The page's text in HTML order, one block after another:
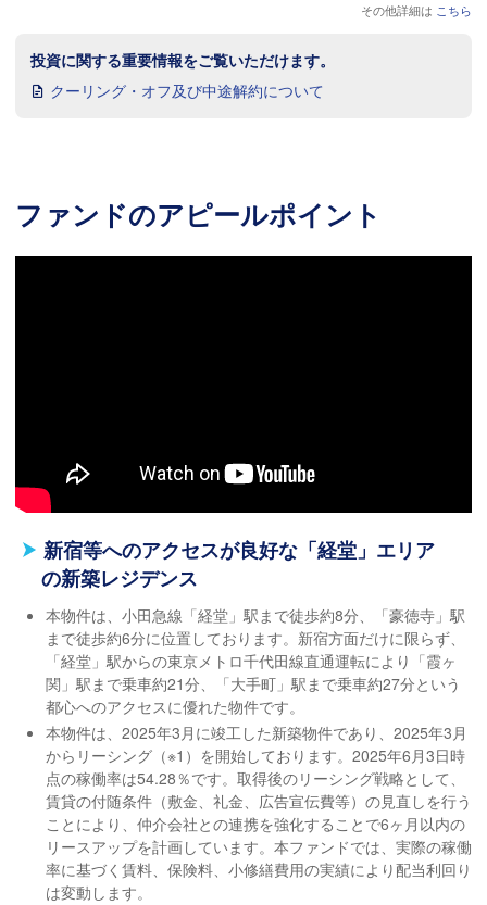
その他詳細は こちら
投資に関する重要情報をご覧いただけます。
クーリング・オフ及び中途解約について
ファンドのアピールポイント
新宿等へのアクセスが良好な「経堂」エリア
の新築レジデンス
本物件は、小田急線「経堂」駅まで徒歩約8分、「豪徳寺」駅
まで徒歩約6分に位置しております。新宿方面だけに限らず、
「経堂」駅からの東京メトロ千代田線直通運転により「霞ヶ
関」駅まで乗車約21分、「大手町」駅まで乗車約27分という
都心へのアクセスに優れた物件です。
本物件は、2025年3月に竣工した新築物件であり、2025年3月
からリーシング（※1）を開始しております。2025年6月3日時
点の稼働率は54.28％です。取得後のリーシング戦略として、
賃貸の付随条件（敷金、礼金、広告宣伝費等）の見直しを行う
ことにより、仲介会社との連携を強化することで6ヶ月以内の
リースアップを計画しています。本ファンドでは、実際の稼働
率に基づく賃料、保険料、小修繕費用の実績により配当利回り
は変動します。